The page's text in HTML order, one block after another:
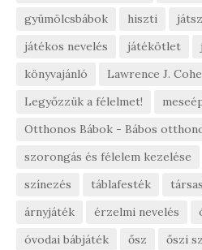
gyümölcsbábok hiszti
játékos nevelés
játékötlet
könyvajánló
Lawrence J.
Legyőzzük a félelmet!
Otthonos Bábok - Bábos
szorongás és félelem kezelése
színezés
táblafesték
árnyjáték
érzelmi nevelés
óvodai bábjáték
ősz őszi